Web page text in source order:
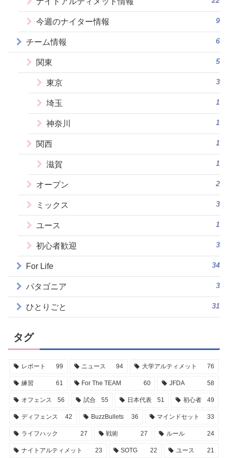
今週のナイター情報 9
チーム情報 6
関東 5
東京 3
埼玉 1
神奈川 1
関西 1
滋賀 1
オープン 2
ミックス 3
ユース 1
初心者歓迎 3
For Life 34
パタゴニア 3
ひとりごと 31
タグ
レポート 99 ニュース 94 大学アルティメット 76
練習 61 For The TEAM 60 JFDA 58
オフェンス 56 試合 55 日本代表 51 初心者 49
ディフェンス 42 BuzzBullets 36 マインドセット 33
ライフハック 27 戦術 27 ルール 24
ナイトアルティメット 23 SOTG 22 ユース 21